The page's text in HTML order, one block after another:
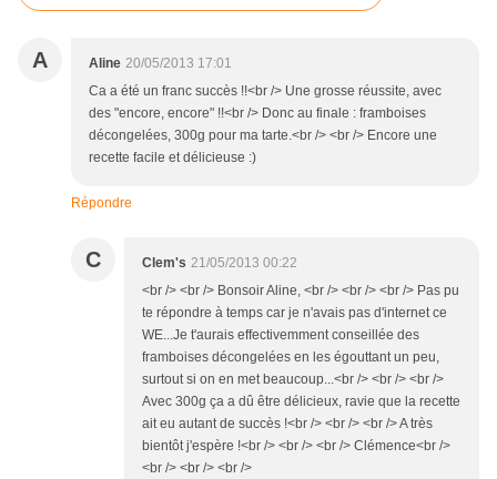
A Aline 20/05/2013 17:01
Ca a été un franc succès !!<br /> Une grosse réussite, avec
des "encore, encore" !!<br /> Donc au finale : framboises
décongelées, 300g pour ma tarte.<br /> <br /> Encore une
recette facile et délicieuse :)
Répondre
C Clem's 21/05/2013 00:22
<br /> <br /> Bonsoir Aline, <br /> <br /> <br /> Pas pu
te répondre à temps car je n'avais pas d'internet ce
WE...Je t'aurais effectivemment conseillée des
framboises décongelées en les égouttant un peu,
surtout si on en met beaucoup...<br /> <br /> <br />
Avec 300g ça a dû être délicieux, ravie que la recette
ait eu autant de succès !<br /> <br /> <br /> A très
bientôt j'espère !<br /> <br /> <br /> Clémence<br />
<br /> <br /> <br />